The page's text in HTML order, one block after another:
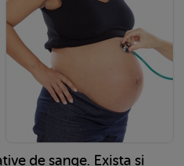
de sange. Exista si